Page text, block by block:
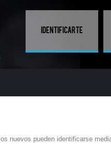
Identificarte
nuevos pueden identificarse